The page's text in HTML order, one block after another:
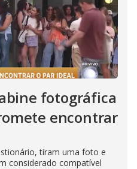
fotográfica
encontrar
tiram uma foto e
considerado compatível